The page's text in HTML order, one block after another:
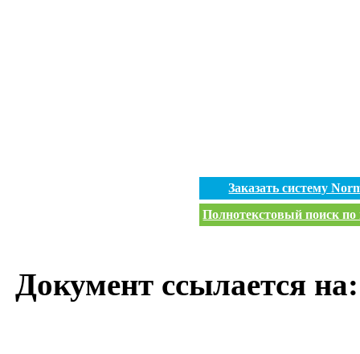
Заказать систему
Полнотекстовый поиск по
Документ ссылается на: